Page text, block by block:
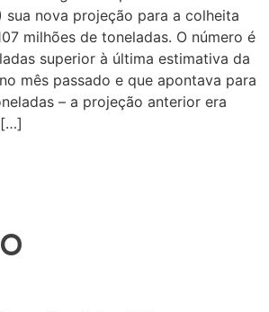
sua nova projeção para a colheita
milhões de toneladas. O número é
superior à última estimativa da
mês passado e que apontava para
– a projeção anterior era